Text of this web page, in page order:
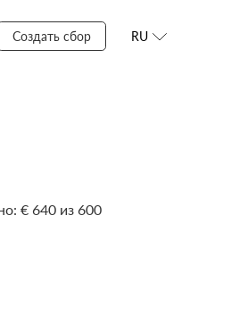
Создать сбор RU
€ 640 из 600